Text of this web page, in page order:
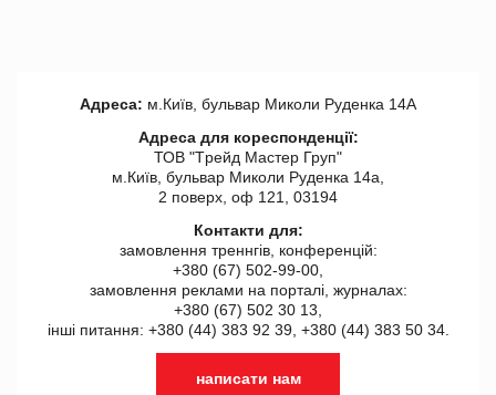
Адреса: м.Київ, бульвар Миколи Руденка 14А
Адреса для кореспонденції:
ТОВ "Tрейд Мастер Груп"
м.Київ, бульвар Миколи Руденка 14а,
2 поверх, оф 121, 03194
Контакти для:
замовлення треннгів, конференцій:
+380 (67) 502-99-00,
замовлення реклами на порталі, журналах:
+380 (67) 502 30 13,
інші питання: +380 (44) 383 92 39, +380 (44) 383 50 34.
написати нам